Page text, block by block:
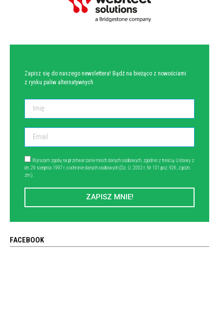
Zapisz się do naszego newslettera! Bądź na bieżąco z nowościami
z rynku paliw alternatywnych
Wyrażam zgodę na przetwarzanie moich danych osobowych, zgodnie z treścią Ustawy z
dn. 29 sierpnia 1997 r. o ochronie danych osobowych (Dz. U. 2002 r. Nr 101 poz. 926, z późn.
zm.).
ZAPISZ MNIE!
FACEBOOK